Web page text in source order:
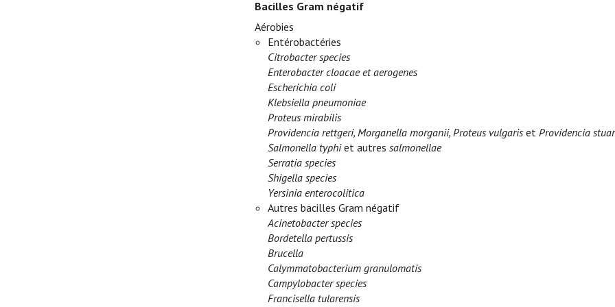
Bacilles Gram négatif
Aérobies
Entérobactéries
Citrobacter species
Enterobacter cloacae et aerogenes
Escherichia coli
Klebsiella pneumoniae
Proteus mirabilis
Providencia rettgeri, Morganella morganii, Proteus vulgaris etProvidencia
Salmonella typhiet autressalmonellae
Serratia species
Shigella species
Yersinia enterocolitica
Autres bacilles Gram négatif
Acinetobacter species
Bordetella pertussis
Brucella
Calymmatobacterium granulomatis
Campylobacter species
Francisella tularensis